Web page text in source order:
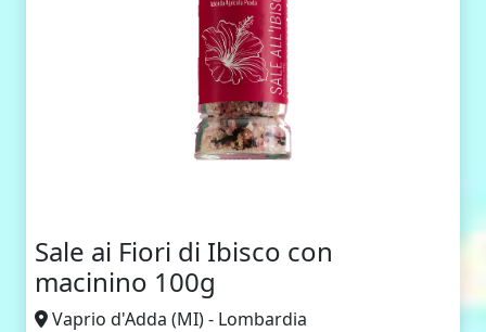
Sale ai Fiori di Ibisco con
macinino 100g
Vaprio d'Adda (MI) - Lombardia